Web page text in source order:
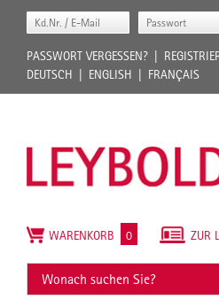
PASSWORT VERGESSEN?
DEUTSCH
ENGLISH FRANÇAIS
ZUR
WARENKORB 0